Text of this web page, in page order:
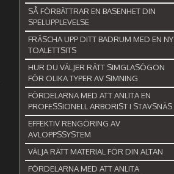
SÅ FÖRBÄTTRAR EN BASENHET DIN
SPELUPPLEVELSE
FRÄSCHA UPP DITT BADRUM MED EN NY
TOALETTSITS
HUR DU VÄLJER RÄTT SIMGLASÖGON
FÖR OLIKA TYPER AV SIMNING
FÖRDELARNA MED ATT ANLITA EN
PROFESSIONELL ARBORIST I STAVSNÄS
EFFEKTIV RENGÖRING AV
AVLOPPSSYSTEM
VÄLJA RÄTT MATERIAL FÖR DIN ALTAN
FÖRDELARNA MED ATT ANLITA